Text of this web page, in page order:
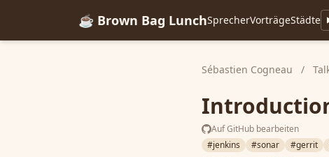
☕ Brown Bag LunchSprecherVorträgeStädte
Sébastien Cogneau /
Auf GitHub bearbeiten
#jenkins
#sonar #gerrit